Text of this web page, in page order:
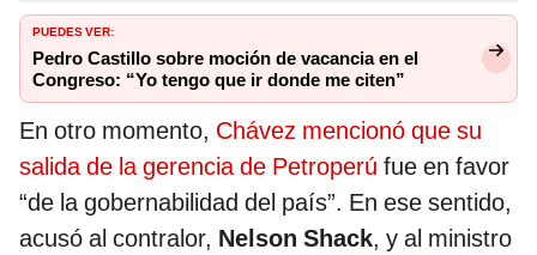
PUEDES VER:
Pedro Castillo sobre moción de vacancia en el
Congreso: “Yo tengo que ir donde me citen”
En otro momento, Chávez mencionó que su
salida de la gerencia de Petroperú fue en favor
“de la gobernabilidad del país”. En ese sentido,
acusó al contralor, Nelson Shack, y al ministro